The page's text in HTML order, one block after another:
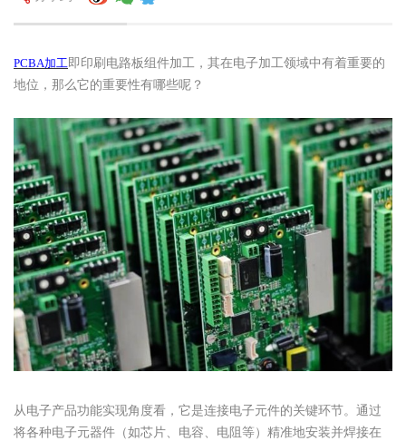
PCBA加工即印刷电路板组件加工， 其在电子加工领域中有着重要的
地位，那么它的重要性有哪些呢？
从电子产品功能实现角度看，它是连接电子元件的关键环节。通过
将各种电子元器件（如芯片、电容、电阻等）精准地安装并焊接在